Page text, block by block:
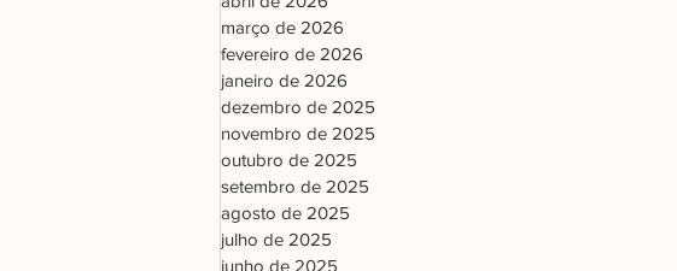
março de 2026
fevereiro de 2026
janeiro de 2026
dezembro de 2025
novembro de 2025
outubro de 2025
setembro de 2025
agosto de 2025
julho de 2025
junho de 2025